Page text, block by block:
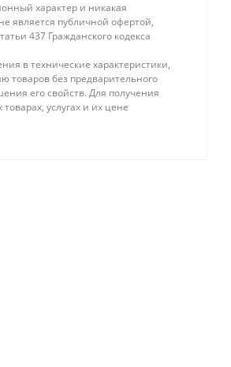
характер и никакая
является публичной офертой,
437 Гражданского кодекса
в технические характеристики,
товаров без предварительного
его свойств. Для получения
услугах и их цене